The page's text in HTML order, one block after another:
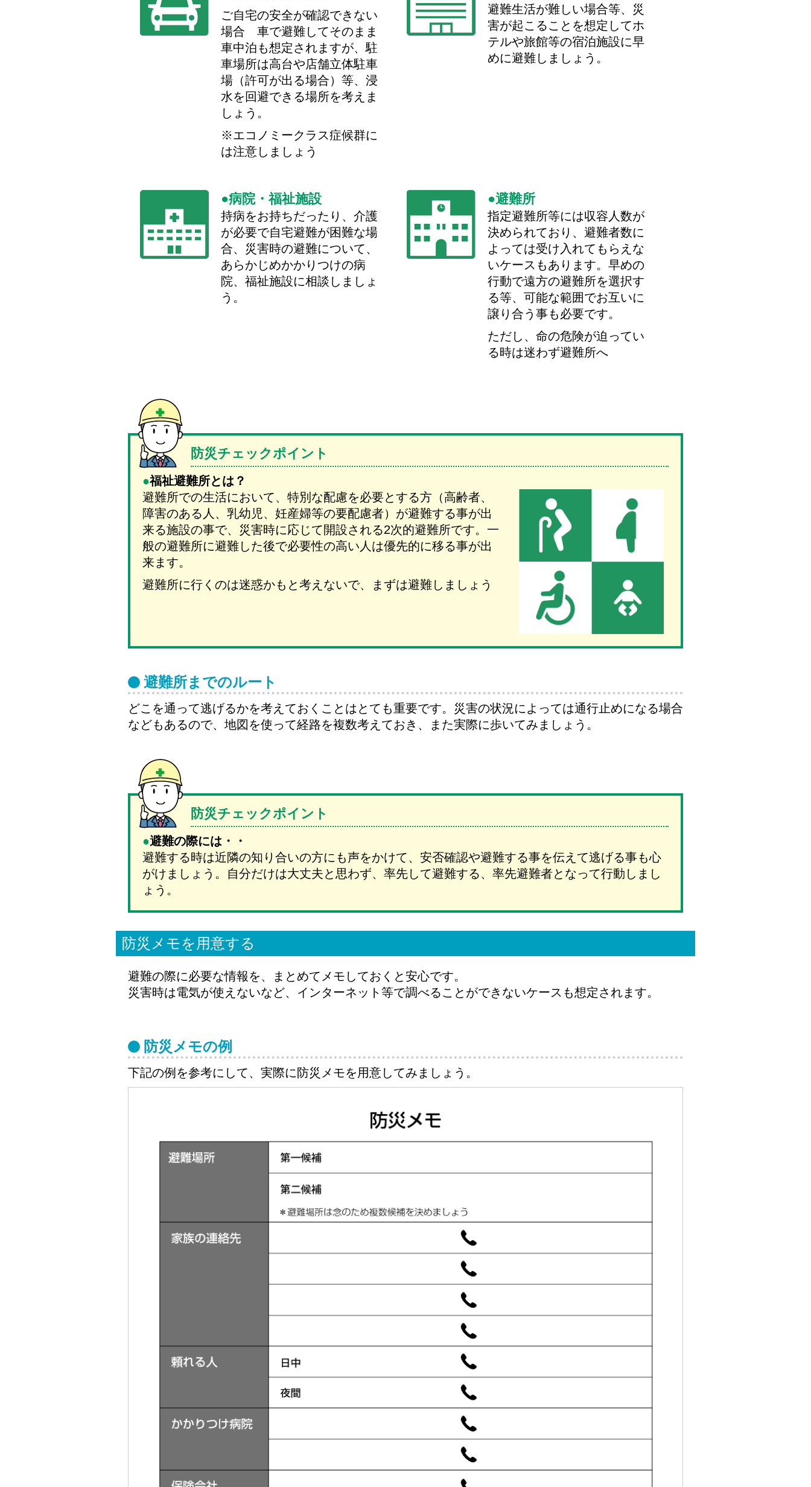
ご自宅の安全が確認できない
場合 車で避難してそのまま
車中泊も想定されますが、駐
車場所は高台や店舗立体駐車
場（許可が出る場合）等、浸
水を回避できる場所を考えま
しょう。
※エコノミークラス症候群に
は注意しましょう
避難生活が難しい場合等、災
害が起こることを想定してホ
テルや旅館等の宿泊施設に早
めに避難しましょう。
病院・福祉施設
持病をお持ちだったり、介護
が必要で自宅避難が困難な場
合、災害時の避難について、
あらかじめかかりつけの病
院、福祉施設に相談しましょ
う。
避難所
指定避難所等には収容人数が
決められており、避難者数に
よっては受け入れてもらえな
いケースもあります。早めの
行動で遠方の避難所を選択す
る等、可能な範囲でお互いに
譲り合う事も必要です。
ただし、命の危険が迫ってい
る時は迷わず避難所へ
防災チェックポイント
福祉避難所とは？
避難所での生活において、特別な配慮を必要とする方（高齢者、
障害のある人、乳幼児、妊産婦等の要配慮者）が避難する事が出
来る施設の事で、災害時に応じて開設される2次的避難所です。一
般の避難所に避難した後で必要性の高い人は優先的に移る事が出
来ます。
避難所に行くのは迷惑かもと考えないで、まずは避難しましょう
避難所までのルート
どこを通って逃げるかを考えておくことはとても重要です。災害の状況によっては通行止めになる場合
などもあるので、地図を使って経路を複数考えておき、また実際に歩いてみましょう。
防災チェックポイント
避難の際には・・
避難する時は近隣の知り合いの方にも声をかけて、安否確認や避難する事を伝えて逃げる事も心
がけましょう。自分だけは大丈夫と思わず、率先して避難する、率先避難者となって行動しまし
ょう。
防災メモを用意する
避難の際に必要な情報を、まとめてメモしておくと安心です。
災害時は電気が使えないなど、インターネット等で調べることができないケースも想定されます。
防災メモの例
下記の例を参考にして、実際に防災メモを用意してみましょう。